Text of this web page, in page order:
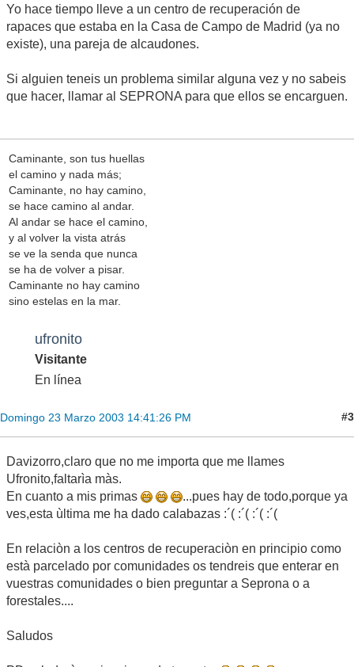
Yo hace tiempo lleve a un centro de recuperación de
rapaces que estaba en la Casa de Campo de Madrid (ya no
existe), una pareja de alcaudones.
Si alguien teneis un problema similar alguna vez y no sabeis
que hacer, llamar al SEPRONA para que ellos se encarguen.
Caminante, son tus huellas
el camino y nada más;
Caminante, no hay camino,
se hace camino al andar.
Al andar se hace el camino,
y al volver la vista atrás
se ve la senda que nunca
se ha de volver a pisar.
Caminante no hay camino
sino estelas en la mar.
ufronito
Visitante
En línea
Domingo 23 Marzo 2003 14:41:26 PM #3
Davizorro,claro que no me importa que me llames
Ufronito,faltarìa màs.
En cuanto a mis primas
...pues hay de todo,porque ya
ves,esta ùltima me ha dado calabazas :´( :´( :´( :´(
En relaciòn a los centros de recuperaciòn en principio como
està parcelado por comunidades os tendreis que enterar en
vuestras comunidades o bien preguntar a Seprona o a
forestales....
Saludos